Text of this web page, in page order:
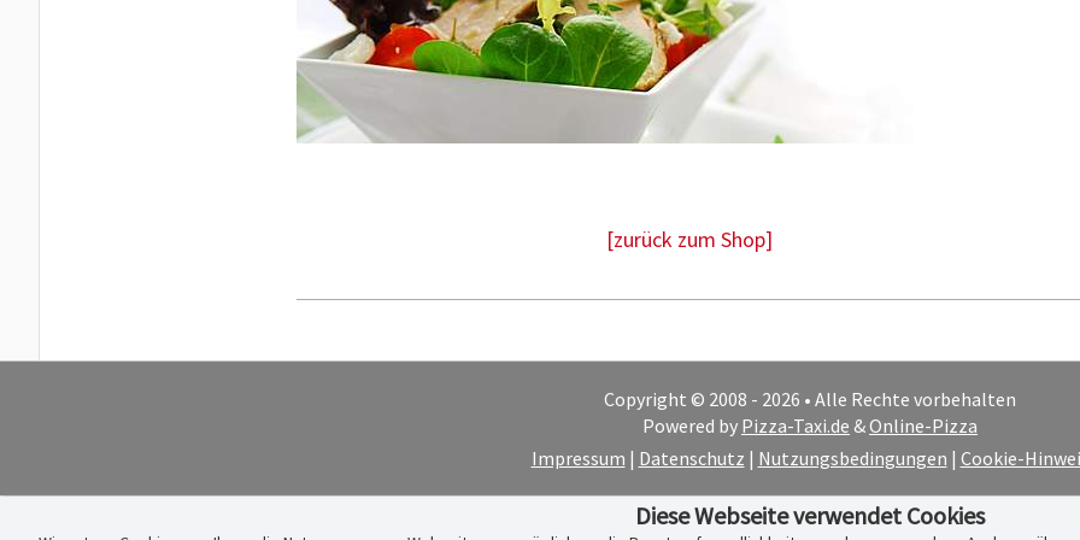
[zurück zum Shop]
Copyright © 2008 - 2026 • Alle Rechte vorbehalten
Powered by Pizza-Taxi.de &Online-Pizza
Impressum | Datenschutz | Nutzungsbedingungen | Cookie-
Diese Webseite verwendet Cookies